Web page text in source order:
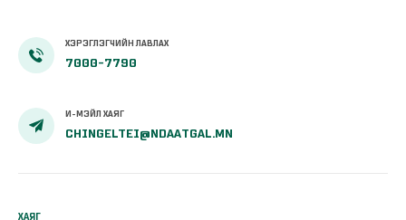
ХЭРЭГЛЭГЧИЙН ЛАВЛАХ
7000-7790
И-МЭЙЛ ХАЯГ
CHINGELTEI@NDAATGAL.MN
ХАЯГ